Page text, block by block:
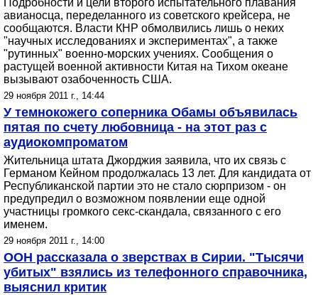
Подробности и цели второго испытательного плавания
авианосца, переделанного из советского крейсера, не
сообщаются. Власти КНР обмолвились лишь о неких
"научных исследованиях и экспериментах", а также
"рутинных" военно-морских учениях. Сообщения о
растущей военной активности Китая на Тихом океане
вызывают озабоченность США.
29 ноября 2011 г., 14:44
У темнокожего соперника Обамы объявилась
пятая по счету любовница - на этот раз с
аудиокомпроматом
Жительница штата Джорджия заявила, что их связь с
Германом Кейном продолжалась 13 лет. Для кандидата от
Республиканской партии это не стало сюрпризом - он
предупредил о возможном появлении еще одной
участницы громкого секс-скандала, связанного с его
именем.
29 ноября 2011 г., 14:00
ООН рассказала о зверствах в Сирии. "Тысячи
убитых" взялись из телефонного справочника,
выяснил критик